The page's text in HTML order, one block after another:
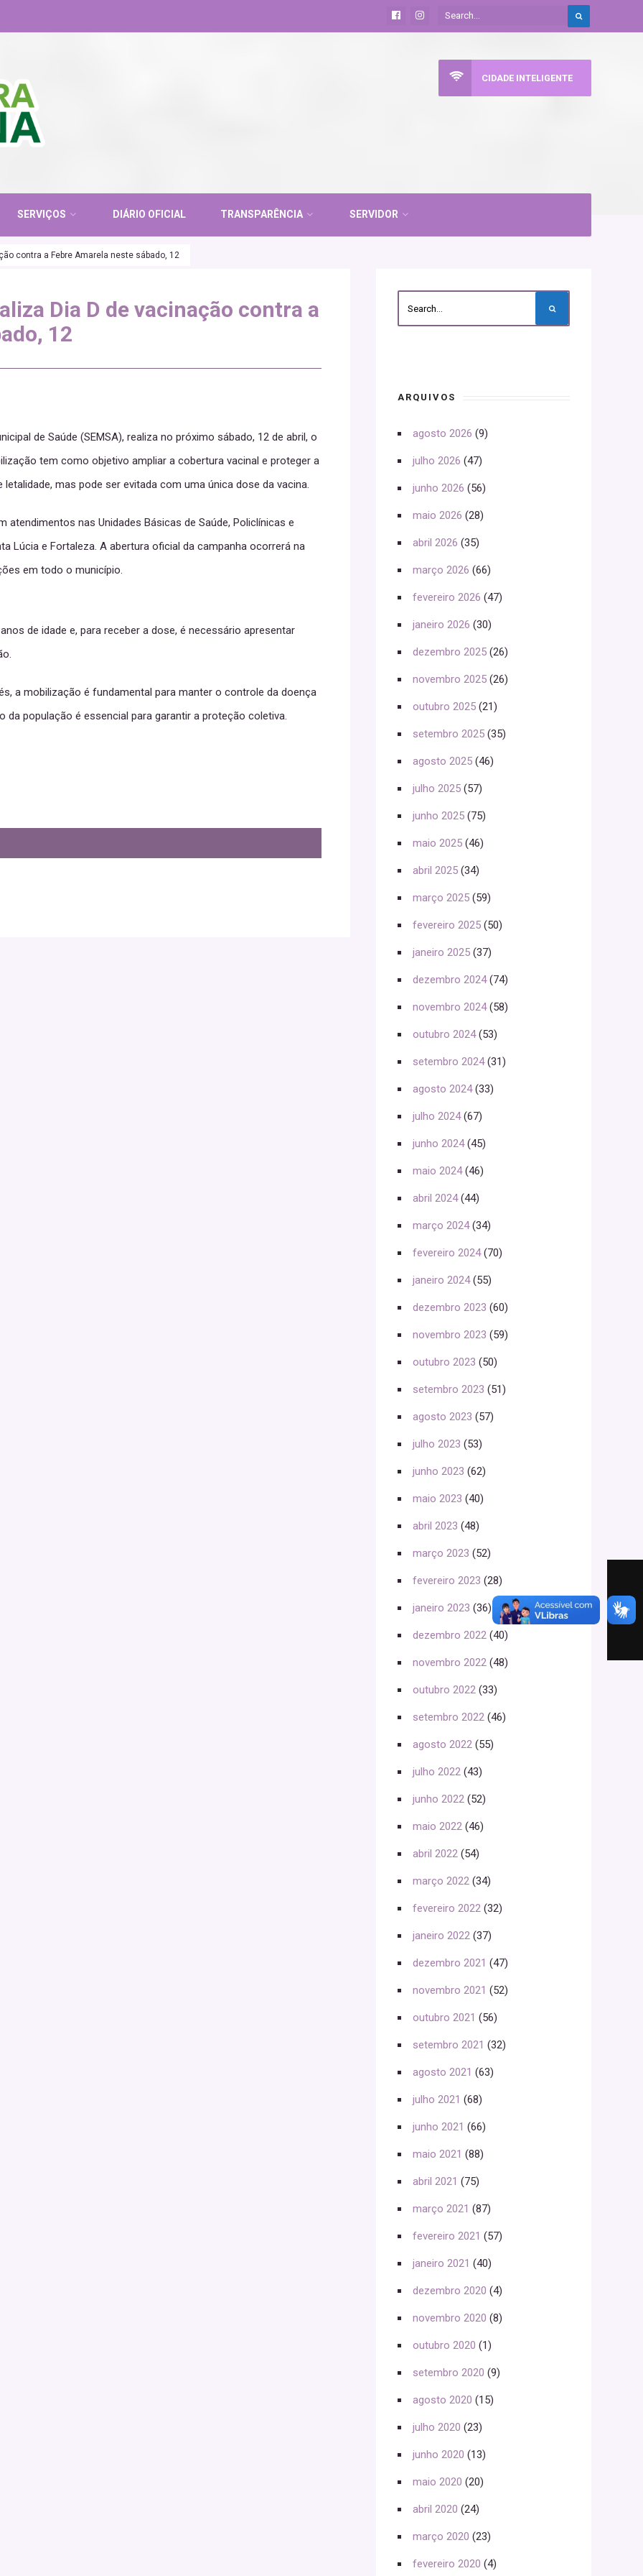
SERVIÇOS DIÁRIO OFICIAL TRANSPARÊNCIA SERVIDOR
CIDADE INTELIGENTE
contra a Febre Amarela neste sábado, 12
Dia D de vacinação contra a
12
de Saúde (SEMSA), realiza no próximo sábado, 12 de abril, o
tem como objetivo ampliar a cobertura vacinal e proteger a
mas pode ser evitada com uma única dose da vacina.
nas Unidades Básicas de Saúde, Policlínicas e
Lúcia e Fortaleza. A abertura oficial da campanha ocorrerá na
em todo o município.
de idade e, para receber a dose, é necessário apresentar
a mobilização é fundamental para manter o controle da doença
da população é essencial para garantir a proteção coletiva.
ARQUIVOS
agosto 2026 (9)
julho 2026 (47)
junho 2026 (56)
maio 2026 (28)
abril 2026 (35)
março 2026 (66)
fevereiro 2026 (47)
janeiro 2026 (30)
dezembro 2025 (26)
novembro 2025 (26)
outubro 2025 (21)
setembro 2025 (35)
agosto 2025 (46)
julho 2025 (57)
junho 2025 (75)
maio 2025 (46)
abril 2025 (34)
março 2025 (59)
fevereiro 2025 (50)
janeiro 2025 (37)
dezembro 2024(74)
novembro 2024(58)
outubro 2024(53)
setembro 2024(31)
agosto 2024(33)
julho 2024(67)
junho 2024(45)
maio 2024(46)
abril 2024(44)
março 2024(34)
fevereiro 2024(70)
janeiro 2024(55)
dezembro 2023 (60)
novembro 2023 (59)
outubro 2023 (50)
setembro 2023 (51)
agosto 2023 (57)
julho 2023 (53)
junho 2023 (62)
maio 2023 (40)
abril 2023 (48)
março 2023 (52)
fevereiro 2023 (28)
janeiro 2023 (36)
dezembro 2022 (40)
novembro 2022 (48)
outubro 2022 (33)
setembro 2022 (46)
agosto 2022 (55)
julho 2022 (43)
junho 2022 (52)
maio 2022 (46)
abril 2022 (54)
março 2022 (34)
fevereiro 2022 (32)
janeiro 2022 (37)
dezembro 2021 (47)
novembro 2021 (52)
outubro 2021 (56)
setembro 2021 (32)
agosto 2021 (63)
julho 2021 (68)
junho 2021 (66)
maio 2021 (88)
abril 2021 (75)
março 2021 (87)
fevereiro 2021 (57)
janeiro 2021 (40)
dezembro 2020 (4)
novembro 2020 (8)
outubro 2020 (1)
setembro 2020 (9)
agosto 2020 (15)
julho 2020 (23)
junho 2020 (13)
maio 2020 (20)
abril 2020 (24)
março 2020 (23)
fevereiro 2020 (4)